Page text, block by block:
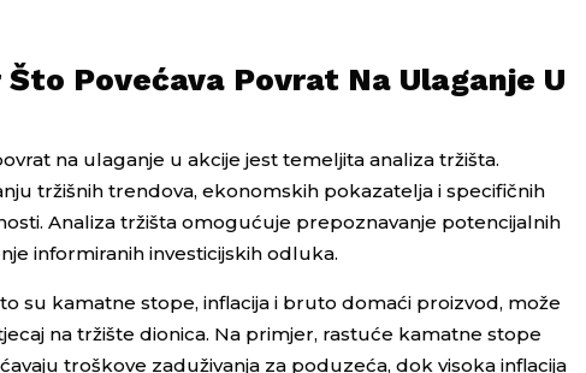
Povećava Povrat Na Ulaganje U
na ulaganje u akcije jest temeljita analiza tržišta.
tržišnih trendova, ekonomskih pokazatelja i specifičnih
Analiza tržišta omogućuje prepoznavanje potencijalnih
informiranih investicijskih odluka.
su kamatne stope, inflacija i bruto domaći proizvod, može
na tržište dionica. Na primjer, rastuće kamatne stope
troškove zaduživanja za poduzeća, dok visoka inflacija